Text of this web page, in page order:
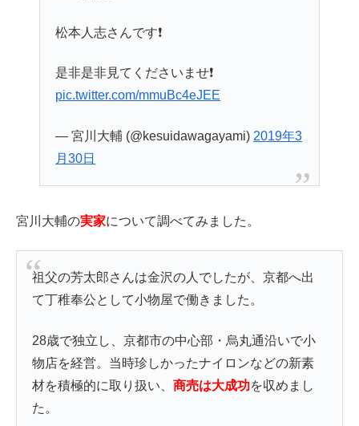
松本人志さんです❗️
是非是非見てくださいませ❗️
pic.twitter.com/mmuBc4eJEE
— 宮川大輔 (@kesuidawagayami) 2019年3
月30日
宮川大輔の実家について調べてみました。
祖父の芳太郎さんは金沢の人でしたが、京都へ出
て丁稚奉公として小物屋で働きました。
28歳で独立し、京都市の中心部・烏丸通沿いで小
物店を経営。当時珍しかったナイロンなどの新素
材を積極的に取り扱い、商売は大成功を収めまし
た。